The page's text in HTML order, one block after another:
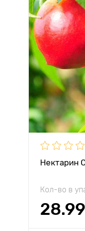
Нектарин
Кол-во в
28.99